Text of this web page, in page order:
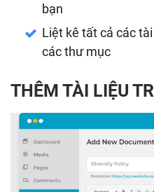
bạn
Liệt kê tất cả các
các thư mục
THÊM TÀI LIỆU